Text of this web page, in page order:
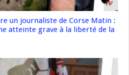
un journaliste de Corse Matin :
atteinte grave à la liberté de la